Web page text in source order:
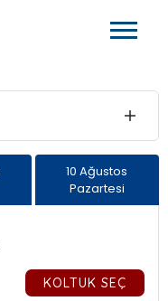
10 Ağustos
Pazartesi
KOLTUK SEÇ